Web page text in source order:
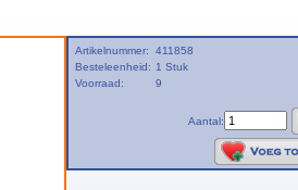
Artikelnummer:
411858
Besteleenheid: 1 Stuk
Voorraad:
9
Aantal: